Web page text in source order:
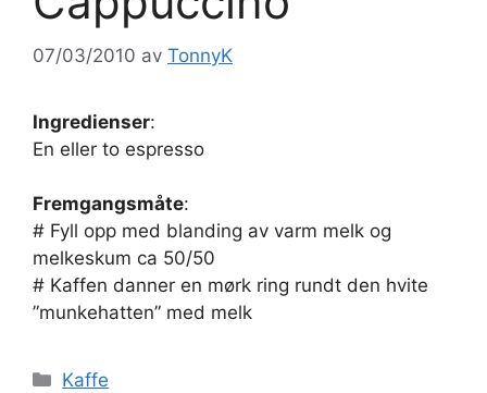
07/03/2010 av TonnyK
Ingredienser:
En eller to espresso
Fremgangsmåte:
# Fyll opp med blanding av varm melk og
melkeskum ca 50/50
# Kaffen danner en mørk ring rundt den hvite
”munkehatten” med melk
Kategorier
Kaffe